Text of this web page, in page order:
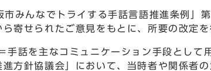
みんなでトライする手話言語推進条例」
寄せられたご意見をもとに、所要の改定を
手話を主なコミュニケーション手段とし
方針協議会」において、当時者や関係者